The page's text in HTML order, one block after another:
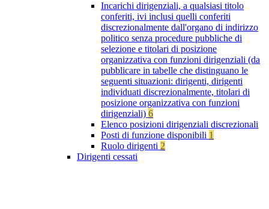
Incarichi dirigenziali, a qualsiasi titolo
conferiti, ivi inclusi quelli conferiti
discrezionalmente dall'organo di indirizzo
politico senza procedure pubbliche di
selezione e titolari di posizione
organizzativa con funzioni dirigenziali (da
pubblicare in tabelle che distinguano le
seguenti situazioni: dirigenti, dirigenti
individuati discrezionalmente, titolari di
posizione organizzativa con funzioni
dirigenziali) 6
Elenco posizioni dirigenziali discrezionali
Posti di funzione disponibili 1
Ruolo dirigenti 2
Dirigenti cessati